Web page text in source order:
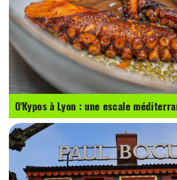
O'Kypos à Lyon : une escale